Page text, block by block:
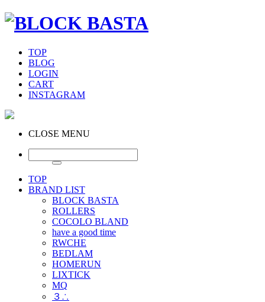
TOP
BLOG
LOGIN
CART
INSTAGRAM
CLOSE MENU
TOP
BRAND LIST
BLOCK BASTA
ROLLERS
COCOLO BLAND
have a good time
RWCHE
BEDLAM
HOMERUN
LIXTICK
MQ
３∴